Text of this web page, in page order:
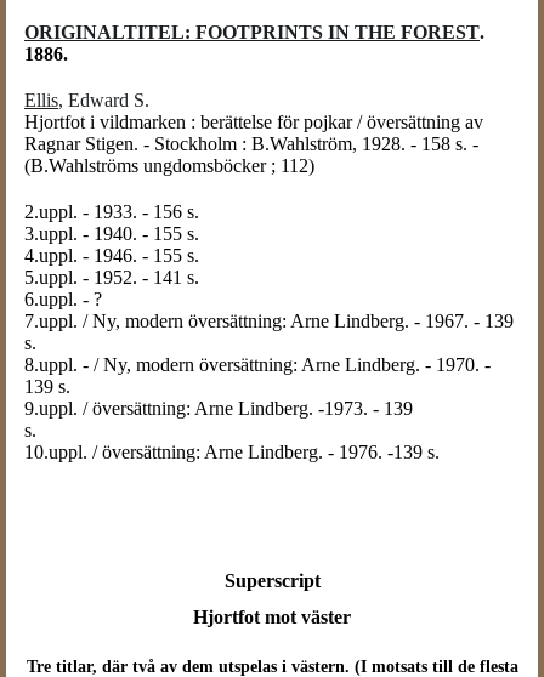
ORIGINALTITEL: FOOTPRINTS IN THE FOREST.
1886.
Ellis, Edward S.
Hjortfot i vildmarken : berättelse för pojkar / översättning av
Ragnar Stigen. - Stockholm : B.Wahlström, 1928. - 158 s. -
(B.Wahlströms ungdomsböcker ; 112)
2.uppl. - 1933. - 156 s.
3.uppl. - 1940. - 155 s.
4.uppl. - 1946. - 155 s.
5.uppl. - 1952. - 141 s.
6.uppl. - ?
7.uppl. / Ny, modern översättning: Arne Lindberg. - 1967. - 139
s.
8.uppl. - / Ny, modern översättning: Arne Lindberg. - 1970. -
139 s.
9.uppl. / översättning: Arne Lindberg. -1973. - 139
s.
10.uppl. / översättning: Arne Lindberg. - 1976. -139 s.
Superscript
Hjortfot mot väster
Tre titlar, där två av dem utspelas i västern. (I motsats till de flesta